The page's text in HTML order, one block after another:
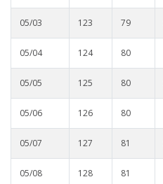
05/03 123 79
05/04 124 80
05/05 125 80
05/06 126 80
05/07 127 81
05/08 128 81